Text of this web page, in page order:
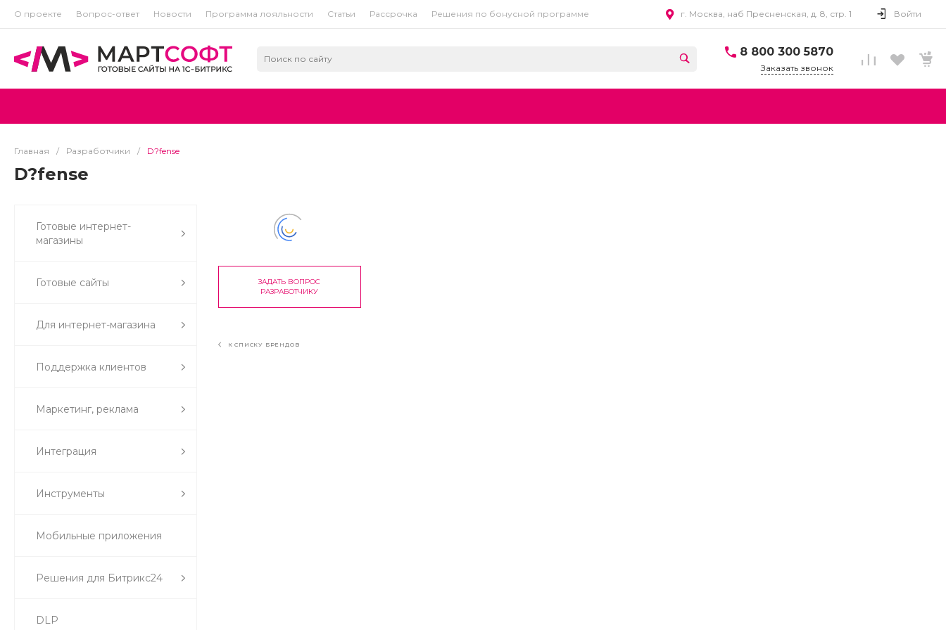
О проекте Вопрос-ответ Новости Программа лояльности Статьи Рассрочка Решения по бонусной программе г. Москва, наб Пресненская, д. 8, стр. 1 Войти
8 800 300 5870
Заказать звонок
Главная / Разработчики / D?fense
D?fense
Готовые интернет-
магазины
Готовые сайты
Для интернет-магазина
Поддержка клиентов
Маркетинг, реклама
Интеграция
Инструменты
Мобильные приложения
Решения для Битрикс24
DLP
ЗАДАТЬ ВОПРОС
РАЗРАБОТЧИКУ
К СПИСКУ БРЕНДОВ